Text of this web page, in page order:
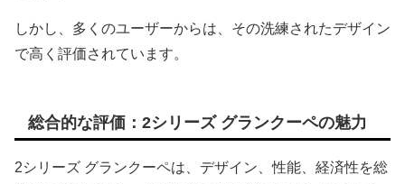
しかし、多くのユーザーからは、その洗練されたデザイン
で高く評価されています。
総合的な評価：2シリーズ グランクーペの魅力
2シリーズ グランクーペは、デザイン、性能、経済性を総